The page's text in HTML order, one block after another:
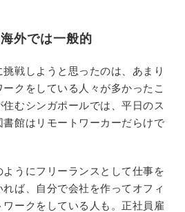
外では一般的
戦しようと思ったのは、あまり
クをしている人々が多かったこ
むシンガポールでは、平日のス
書館はリモートワーカーだらけで
うにフリーランスとして仕事を
ば、自分で会社を作ってオフィ
ークをしている人も。正社員雇